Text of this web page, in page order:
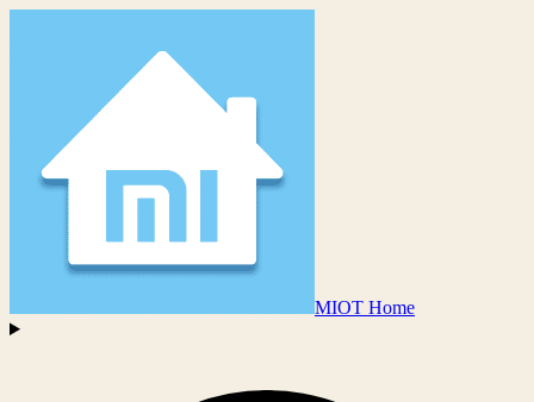
MIOT Home